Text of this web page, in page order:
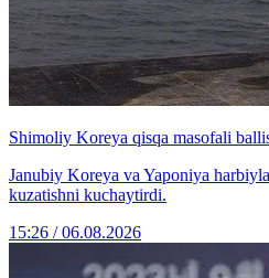
Shimoliy Koreya qisqa masofali
Janubiy Koreya va Yaponiya
kuzatishni kuchaytirdi.
15:26 / 06.08.2026